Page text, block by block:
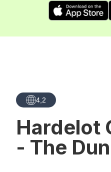
4,2
Hardelot
- The